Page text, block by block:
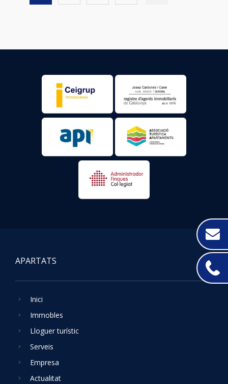
APARTATS
Inici
Immobles
Lloguer turístic
Serveis
Empresa
Actualitat